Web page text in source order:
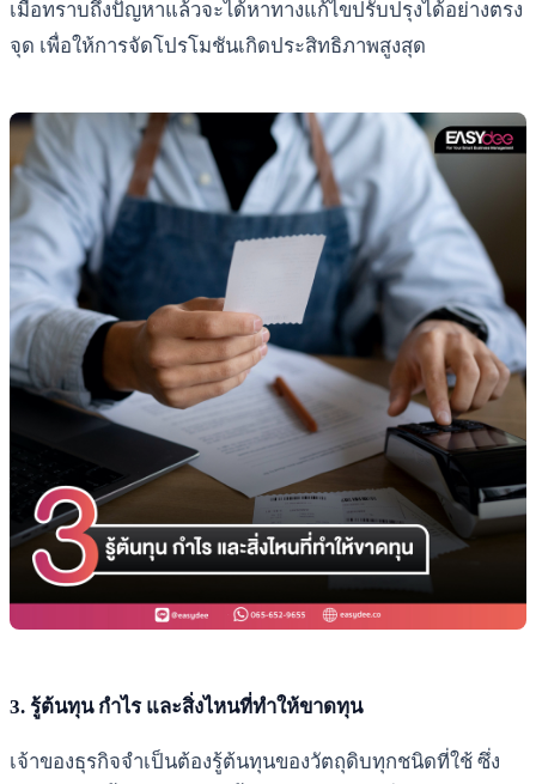
เมื่อทราบถึงปัญหาแล้วจะได้หาทางแก้ไขปรับปรุงได้อย่างตรง
จุด เพื่อให้การจัดโปรโมชันเกิดประสิทธิภาพสูงสุด
3. รู้ต้นทุน กำไร และสิ่งไหนที่ทำให้ขาดทุน
เจ้าของธุรกิจจำเป็นต้องรู้ต้นทุนของวัตถุดิบทุกชนิดที่ใช้ ซึ่ง